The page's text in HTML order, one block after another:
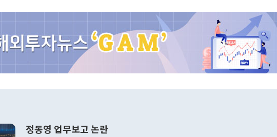
정동영 업무보고 논란